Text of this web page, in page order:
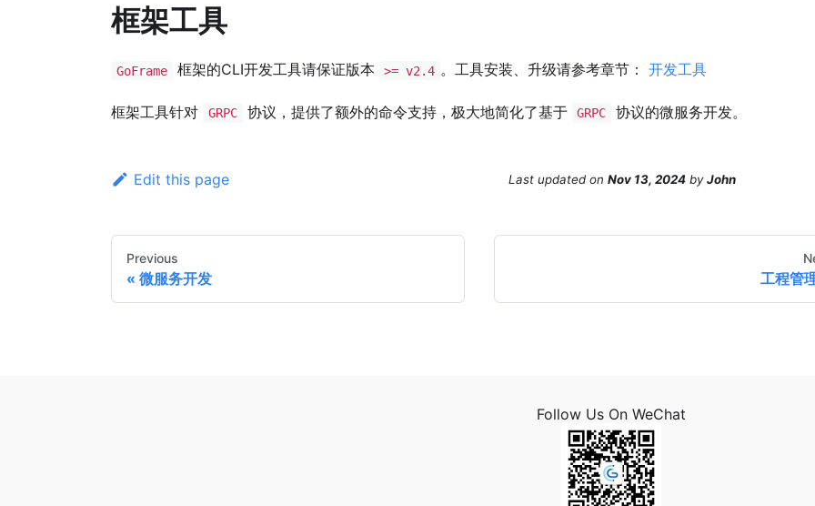
框架工具
GoFrame 框架的CLI开发工具请保证版本 >= v2.4 。工具安装、升级请参考章节： 开发工具
框架工具针对 GRPC 协议，提供了额外的命令支持，极大地简化了基于 GRPC 协议的微服务开发。
Edit this page Last updatedon Nov 13, 2024byJohn
Previous
微服务开发 工程管
Follow Us On WeChat